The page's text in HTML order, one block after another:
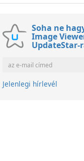
Soha ne
Image
UpdateStar-
Jelenlegi hírlevél